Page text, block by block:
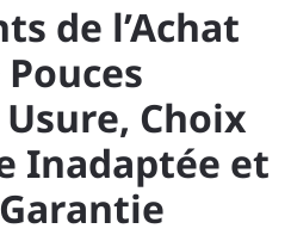
de l’Achat
Pouces
Usure, Choix
Inadaptée et